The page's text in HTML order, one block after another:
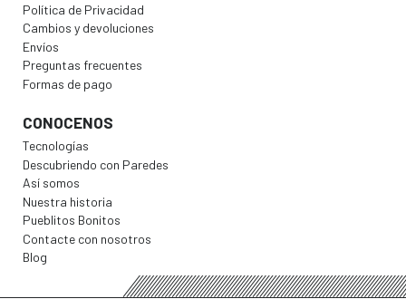
Política de Privacidad
Cambios y devoluciones
Envíos
Preguntas frecuentes
Formas de pago
CONOCENOS
Tecnologías
Descubriendo con Paredes
Así somos
Nuestra historia
Pueblitos Bonitos
Contacte con nosotros
Blog